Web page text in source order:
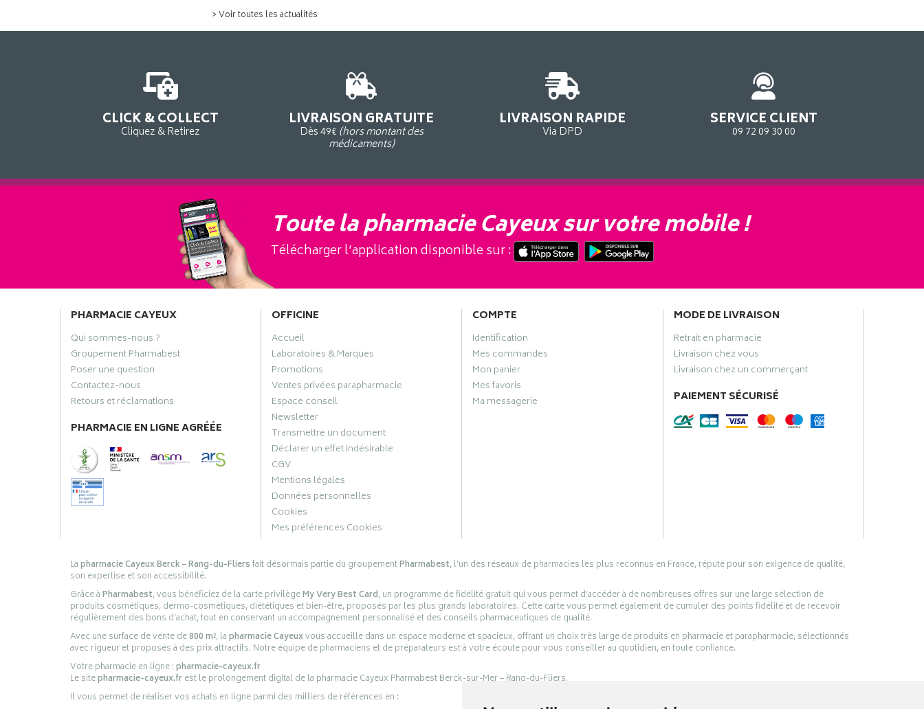
> Voir toutes les actualités
CLICK & COLLECT
Cliquez & Retirez
LIVRAISON GRATUITE
Dès 49€ (hors montant des
médicaments)
LIVRAISON RAPIDE
Via DPD
SERVICE CLIENT
09 72 09 30 00
Toute la pharmacie Cayeux sur votre mobile !
Télécharger l’application disponible sur :
PHARMACIE CAYEUX
Qui sommes-nous ?
Groupement Pharmabest
Poser une question
Contactez-nous
Retours et réclamations
PHARMACIE EN LIGNE AGRÉÉE
OFFICINE
Accueil
Laboratoires & Marques
Promotions
Ventes privées parapharmacie
Espace conseil
Newsletter
Transmettre un document
Déclarer un effet indésirable
CGV
Mentions légales
Données personnelles
Cookies
Mes préférences Cookies
COMPTE
Identification
Mes commandes
Mon panier
Mes favoris
Ma messagerie
MODE DE LIVRAISON
Retrait en pharmacie
Livraison chez vous
Livraison chez un commerçant
PAIEMENT SÉCURISÉ
Lapharmacie Cayeux Berck – Rang-du-Fliersfait désormais partie du groupementPharmabest, l’un des réseaux de pharmacies les plus reconnus en France, réputé pour son exigence de qualité,
son expertise et son accessibilité.
Grâce àPharmabest, vous bénéficiez de la carte privilègeMy Very Best Card, un programme de fidélité gratuit qui vous permet d’accéder à de nombreuses offres sur une large sélection de
produits cosmétiques, dermo-cosmétiques, diététiques et bien-être, proposés par les plus grands laboratoires. Cette carte vous permet également de cumuler des points fidélité et de recevoir
régulièrement des bons d’achat, tout en conservant un accompagnement personnalisé et des conseils pharmaceutiques de qualité.
Avec une surface de vente de800 m², lapharmacie Cayeuxvous accueille dans un espace moderne et spacieux, offrant un choix très large de produits en pharmacie et parapharmacie, sélectionnés
avec rigueur et proposés à des prix attractifs. Notre équipe de pharmaciens et de préparateurs est à votre écoute pour vous conseiller au quotidien, en toute confiance.
Votre pharmacie en ligne :pharmacie-cayeux.fr
Le sitepharmacie-cayeux.frest le prolongement digital de la pharmacie Cayeux Pharmabest Berck-sur-Mer – Rang-du-Fliers.
Il vous permet de réaliser vos achats en ligne parmi des milliers de références en :